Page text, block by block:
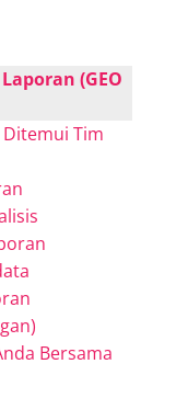
(GEO
Tim
Bersama